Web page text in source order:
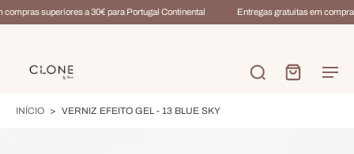
superiores a 30€ para Portugal Continental Entregas gratuitas em
INÍCIO > VERNIZ EFEITO GEL - 13 BLUE SKY